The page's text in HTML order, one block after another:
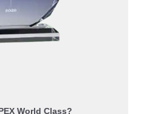
World Class?